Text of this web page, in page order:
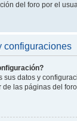
del foro por el
configuraciones
sus datos y
las páginas del